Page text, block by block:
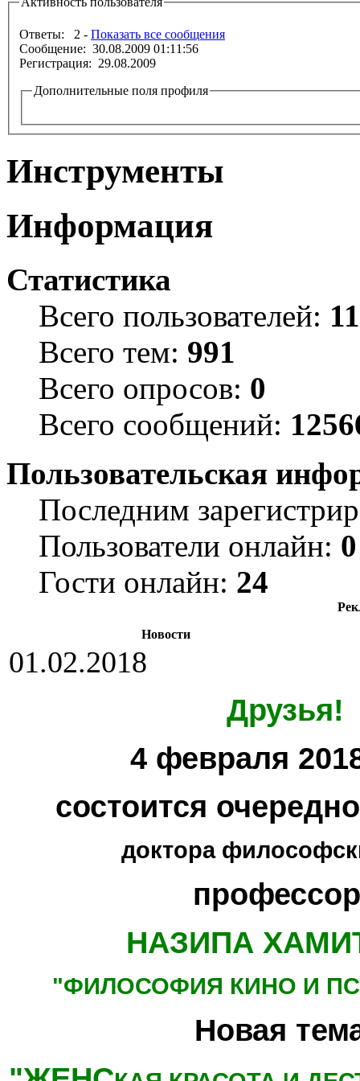
Ответы: 2 - Показать все сообщения
Сообщение: 30.08.2009 01:11:56
Регистрация: 29.08.2009
Дополнительные поля профиля
Инструменты
Информация
Статистика
Всего пользователей:
Всего тем: 991
Всего опросов: 0
Всего сообщений:
Пользовательская
Последним
Пользователи онлайн: 0
Гости онлайн: 24
Новости
01.02.2018
Друзья!
4 февраля
состоится
доктора
НАЗИПА
"ФИЛОСОФИЯ КИНО И
Новая